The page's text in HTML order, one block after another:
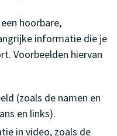
hoorbare,
informatie die je
Voorbeelden hiervan
(zoals de namen en
en links).
in video, zoals de